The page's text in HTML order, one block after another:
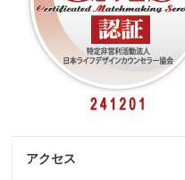
アクセス